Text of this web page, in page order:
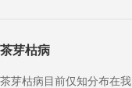
茶芽枯病
茶芽枯病目前仅知分布在